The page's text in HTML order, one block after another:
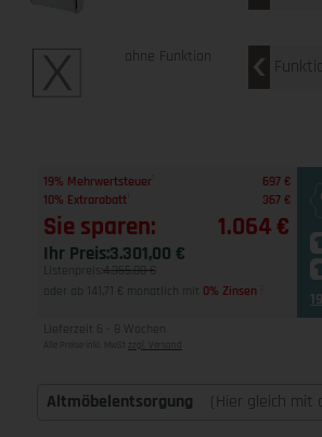
ohne Funktion
19% Mehrwertsteuer
697 €
10% Extrarabatt
367 €
Sie sparen: 1.064 €
Ihr Preis:3.301,00 €
Listenpreis: 4.365,00 €
oder ab 141,71 € monatlich mit 0% Zinsen
Lieferzeit 6 - 8 Wochen
Alle Preise inkl. MwSt zzgl. Versand
Altmöbelentsorgung (Hier gleich mit